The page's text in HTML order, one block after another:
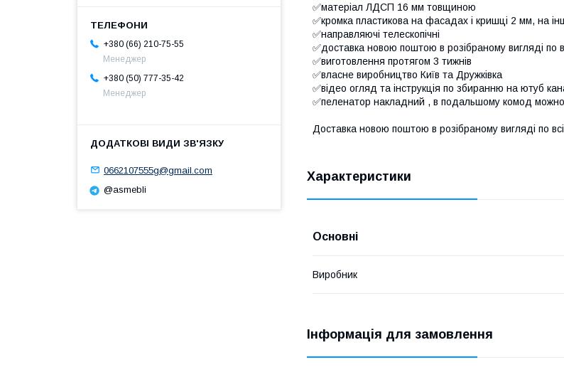
✅матеріал ЛДСП 16 мм товщиною
✅кромка пластикова на фасадах і кришці 2 мм, на
✅направляючі телескопічні
✅доставка новою поштою в розібраному вигляді по
✅виготовлення протягом 3 тижнів
✅власне виробництво Київ та Дружківка
✅відео огляд та інструкція по збиранню на ютуб
✅пеленатор накладний , в подальшому комод
Доставка новою поштою в розібраному вигляді по
Характеристики
Основні
Виробник
Інформація для замовлення
+380 (66) 210-75-55
Менеджер
+380 (50) 777-35-42
Менеджер
0662107555g@gmail.com
@asmebli